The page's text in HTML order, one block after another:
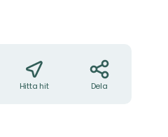
Hitta hit Dela